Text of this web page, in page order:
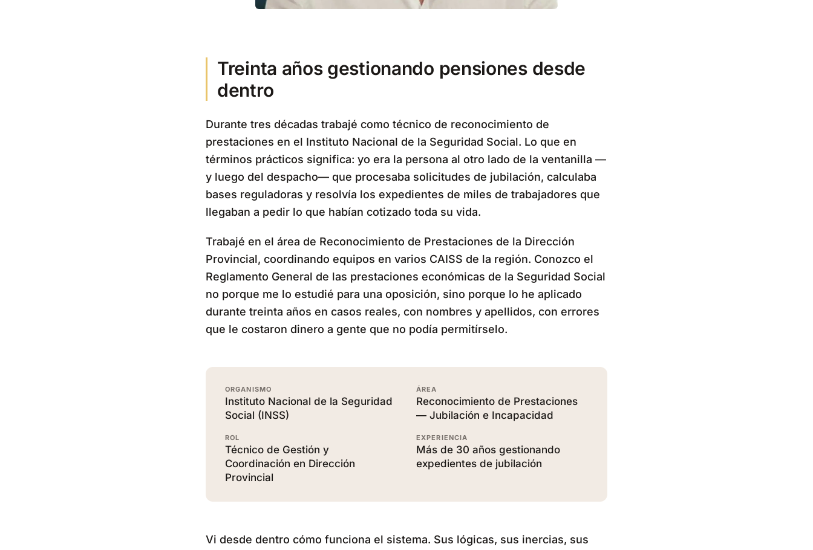
Treinta años gestionando pensiones desde
dentro
Durante tres décadas trabajé como técnico de reconocimiento de
prestaciones en el Instituto Nacional de la Seguridad Social. Lo que en
términos prácticos significa: yo era la persona al otro lado de la ventanilla —
y luego del despacho— que procesaba solicitudes de jubilación, calculaba
bases reguladoras y resolvía los expedientes de miles de trabajadores que
llegaban a pedir lo que habían cotizado toda su vida.
Trabajé en el área de Reconocimiento de Prestaciones de la Dirección
Provincial, coordinando equipos en varios CAISS de la región. Conozco el
Reglamento General de las prestaciones económicas de la Seguridad Social
no porque me lo estudié para una oposición, sino porque lo he aplicado
durante treinta años en casos reales, con nombres y apellidos, con errores
que le costaron dinero a gente que no podía permitírselo.
ORGANISMO
Instituto Nacional de la Seguridad
Social (INSS)
ÁREA
Reconocimiento de Prestaciones
— Jubilación e Incapacidad
ROL
Técnico de Gestión y
Coordinación en Dirección
Provincial
EXPERIENCIA
Más de 30 años gestionando
expedientes de jubilación
Vi desde dentro cómo funciona el sistema. Sus lógicas, sus inercias, sus